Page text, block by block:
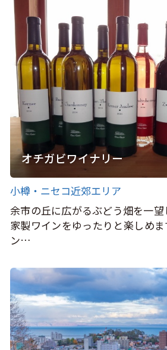
オチガビワイナリー
小樽・ニセコ近郊エリア
余市の丘に広がるぶどう畑を一
家製ワインをゆったりと楽しめ
ン…